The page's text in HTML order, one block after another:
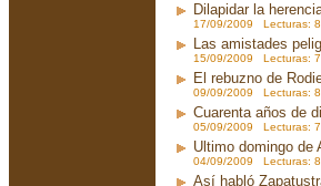
Dilapidar la
17/09/2009 Lecturas:
Las amistades
15/09/2009 Lecturas:
El rebuzno de
09/09/2009 Lecturas:
Cuarenta años de
05/09/2009 Lecturas:
Ultimo domingo de
04/09/2009 Lecturas:
Así habló